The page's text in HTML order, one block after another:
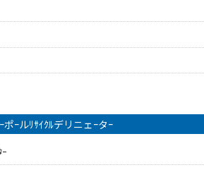
ポｰルﾘｻｲｸﾙデリニェｰタｰ